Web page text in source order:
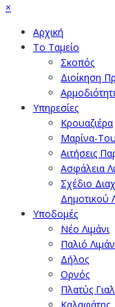
×
Αρχική
Το Ταμείο
Σκοπός
Διοίκηση
Υπηρεσίες
Κρουαζιέρα
Μαρίνα-
Αιτήσεις
Ασφάλεια
Σχέδιο
Δημοτικού
Υποδομές
Νέο Λιμάνι
Παλιό
Δήλος
Ορνός
Πλατύς